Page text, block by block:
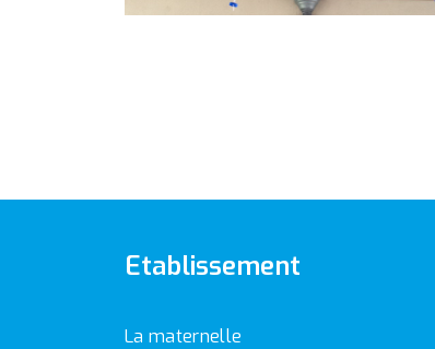
Etablissement
La maternelle